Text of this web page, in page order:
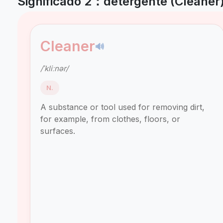
Cleaner🔊
/ˈkliːnər/
N.
A substance or tool used for removing dirt,
for example, from clothes, floors, or
surfaces.